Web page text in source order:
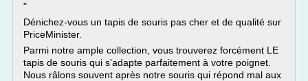
"
Dénichez-vous un tapis de souris pas cher et de qualité sur
PriceMinister.
Parmi notre ample collection, vous trouverez forcément LE
tapis de souris qui s'adapte parfaitement à votre poignet.
Nous râlons souvent après notre souris qui répond mal aux